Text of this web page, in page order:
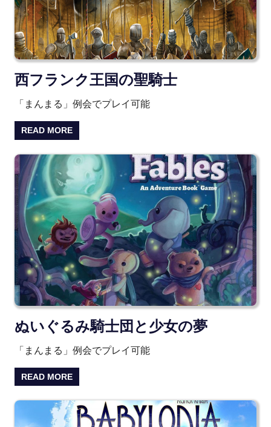
西フランク王国の聖騎士
「まんまる」例会でプレイ可能
READ MORE
ぬいぐるみ騎士団と少女の夢
「まんまる」例会でプレイ可能
READ MORE